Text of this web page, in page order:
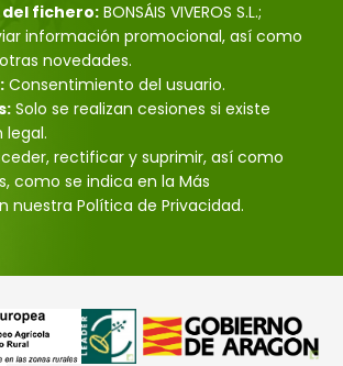
del fichero:BONSÁIS VIVEROS S.L.;
información promocional, así como
novedades.
Consentimiento del usuario.
Solo se realizan cesiones si existe
legal.
rectificar y suprimir, así como
como se indica en la Más
nuestra Política de Privacidad.